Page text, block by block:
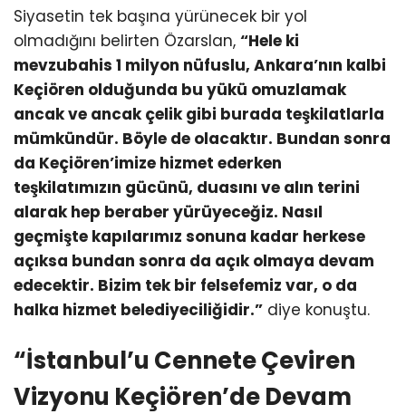
Siyasetin tek başına yürünecek bir yol
olmadığını belirten Özarslan, “Hele ki
mevzubahis 1 milyon nüfuslu, Ankara’nın kalbi
Keçiören olduğunda bu yükü omuzlamak
ancak ve ancak çelik gibi burada teşkilatlarla
mümkündür. Böyle de olacaktır. Bundan sonra
da Keçiören’imize hizmet ederken
teşkilatımızın gücünü, duasını ve alın terini
alarak hep beraber yürüyeceğiz. Nasıl
geçmişte kapılarımız sonuna kadar herkese
açıksa bundan sonra da açık olmaya devam
edecektir. Bizim tek bir felsefemiz var, o da
halka hizmet belediyeciliğidir.” diye konuştu.
“İstanbul’u Cennete Çeviren
Vizyonu Keçiören’de Devam